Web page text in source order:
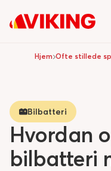
Hjem Ofte stillede
Bilbatteri
Hvordan
bilbatteri